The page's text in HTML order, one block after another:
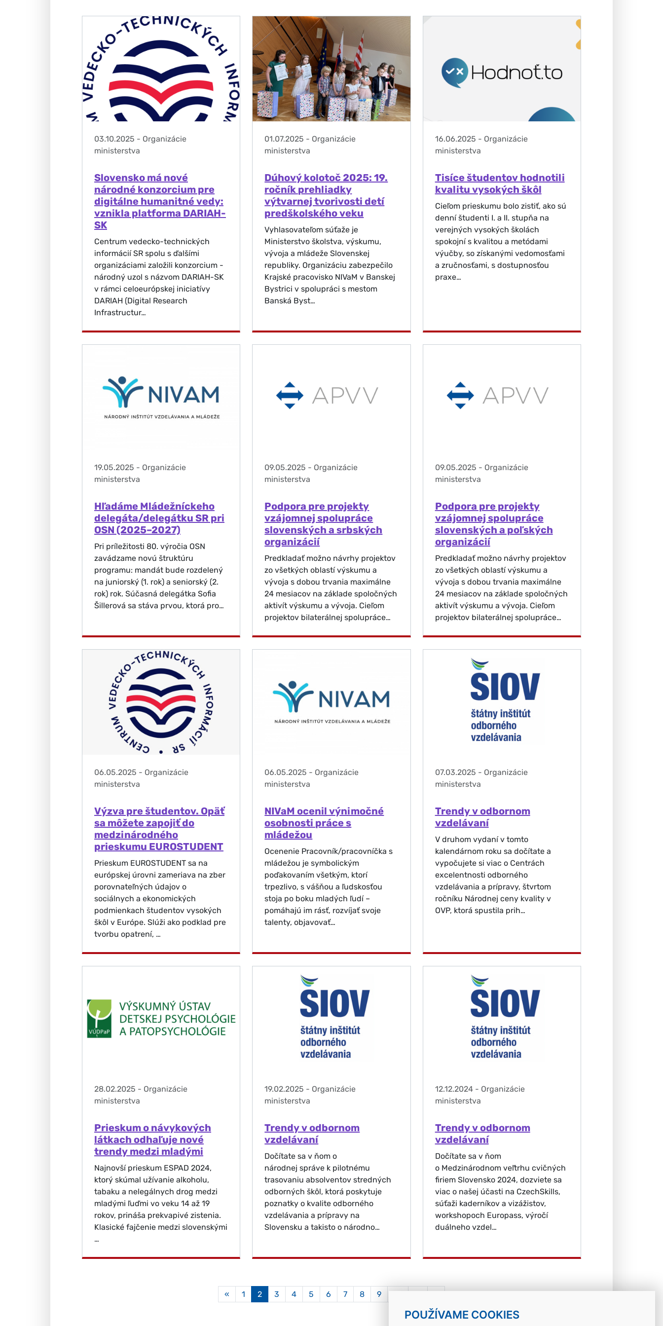
POUŽÍVAME COOKIES
03.10.2025 - Organizácie
ministerstva
Slovensko má nové
národné konzorcium pre
digitálne humanitné vedy:
vznikla platforma DARIAH-
SK
Centrum vedecko-technických
informácií SR spolu s ďalšími
organizáciami založili konzorcium -
národný uzol s názvom DARIAH-SK
v rámci celoeurópskej iniciatívy
DARIAH (Digital Research
Infrastructur…
01.07.2025 - Organizácie
ministerstva
Dúhový kolotoč 2025: 19.
ročník prehliadky
výtvarnej tvorivosti detí
predškolského veku
Vyhlasovateľom súťaže je
Ministerstvo školstva, výskumu,
vývoja a mládeže Slovenskej
republiky. Organizáciu zabezpečilo
Krajské pracovisko NIVaM v Banskej
Bystrici v spolupráci s mestom
Banská Byst…
16.06.2025 - Organizácie
ministerstva
Tisíce študentov hodnotili
kvalitu vysokých škôl
Cieľom prieskumu bolo zistiť, ako sú
denní študenti I. a II. stupňa na
verejných vysokých školách
spokojní s kvalitou a metódami
výučby, so získanými vedomosťami
a zručnosťami, s dostupnosťou
praxe…
19.05.2025 - Organizácie
ministerstva
Hľadáme Mládežníckeho
delegáta/delegátku SR pri
OSN (2025–2027)
Pri príležitosti 80. výročia OSN
zavádzame novú štruktúru
programu: mandát bude rozdelený
na juniorský (1. rok) a seniorský (2.
rok) rok. Súčasná delegátka Sofia
Šillerová sa stáva prvou, ktorá pro…
09.05.2025 - Organizácie
ministerstva
Podpora pre projekty
vzájomnej spolupráce
slovenských a srbských
organizácií
Predkladať možno návrhy projektov
zo všetkých oblastí výskumu a
vývoja s dobou trvania maximálne
24 mesiacov na základe spoločných
aktivít výskumu a vývoja. Cieľom
projektov bilaterálnej spolupráce…
09.05.2025 - Organizácie
ministerstva
Podpora pre projekty
vzájomnej spolupráce
slovenských a poľských
organizácií
Predkladať možno návrhy projektov
zo všetkých oblastí výskumu a
vývoja s dobou trvania maximálne
24 mesiacov na základe spoločných
aktivít výskumu a vývoja. Cieľom
projektov bilaterálnej spolupráce…
06.05.2025 - Organizácie
ministerstva
Výzva pre študentov. Opäť
sa môžete zapojiť do
medzinárodného
prieskumu EUROSTUDENT
Prieskum EUROSTUDENT sa na
európskej úrovni zameriava na zber
porovnateľných údajov o
sociálnych a ekonomických
podmienkach študentov vysokých
škôl v Európe. Slúži ako podklad pre
tvorbu opatrení, …
06.05.2025 - Organizácie
ministerstva
NIVaM ocenil výnimočné
osobnosti práce s
mládežou
Ocenenie Pracovník/pracovníčka s
mládežou je symbolickým
poďakovaním všetkým, ktorí
trpezlivo, s vášňou a ľudskosťou
stoja po boku mladých ľudí –
pomáhajú im rásť, rozvíjať svoje
talenty, objavovať…
07.03.2025 - Organizácie
ministerstva
Trendy v odbornom
vzdelávaní
V druhom vydaní v tomto
kalendárnom roku sa dočítate a
vypočujete si viac o Centrách
excelentnosti odborného
vzdelávania a prípravy, štvrtom
ročníku Národnej ceny kvality v
OVP, ktorá spustila prih…
28.02.2025 - Organizácie
ministerstva
Prieskum o návykových
látkach odhaľuje nové
trendy medzi mladými
Najnovší prieskum ESPAD 2024,
ktorý skúmal užívanie alkoholu,
tabaku a nelegálnych drog medzi
mladými ľuďmi vo veku 14 až 19
rokov, prináša prekvapivé zistenia.
Klasické fajčenie medzi slovenskými
…
19.02.2025 - Organizácie
ministerstva
Trendy v odbornom
vzdelávaní
Dočítate sa v ňom o
národnej správe k pilotnému
trasovaniu absolventov stredných
odborných škôl, ktorá poskytuje
poznatky o kvalite odborného
vzdelávania a prípravy na
Slovensku a takisto o národno…
12.12.2024- Organizácie
ministerstva
Trendy v odbornom
vzdelávaní
Dočítate sa v ňom
o Medzinárodnom veľtrhu cvičných
firiem Slovensko 2024, dozviete sa
viac o našej účasti na CzechSkills,
súťaži kaderníkov a vizážistov,
workshopoch Europass, výročí
duálneho vzdel…
« 1 2Aktuálna
stránka
3 4 5 6 7 8 9 10 11 »